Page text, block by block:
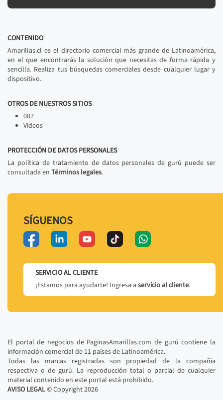
CONTENIDO
Amarillas.cl es el directorio comercial más grande de Latinoamérica,
en el que encontrarás la solución que necesitas de forma rápida y
sencilla. Realiza tus búsquedas comerciales desde cualquier lugar y
dispositivo.
OTROS DE NUESTROS SITIOS
007
Videos
PROTECCIÓN DE DATOS PERSONALES
La política de tratamiento de datos personales de gurú puede ser
consultada en Términos legales.
SÍGUENOS
SERVICIO AL CLIENTE
¡Estamos para ayudarte! Ingresa a servicio al cliente.
El portal de negocios de PaginasAmarillas.com de gurú contiene la
información comercial de 11 países de Latinoamérica.
Todas las marcas registradas son propiedad de la compañía
respectiva o de gurú. La reproducción total o parcial de cualquier
material contenido en este portal está prohibido.
AVISO LEGAL© Copyright2026